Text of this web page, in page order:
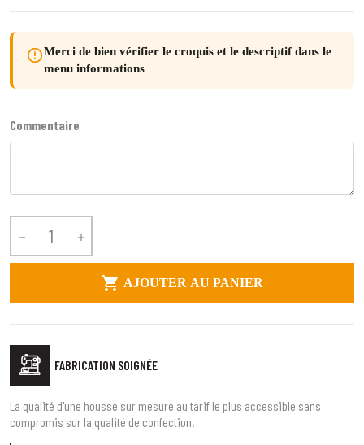
error_outlineMerci de bien vérifier le croquis et le descriptif dans le
menu informations
Commentaire
 
 AJOUTER AU PANIER
FABRICATION SOIGNÉE
La qualité d'une housse sur mesure au tarif le plus accessible sans
compromis sur la qualité de confection.